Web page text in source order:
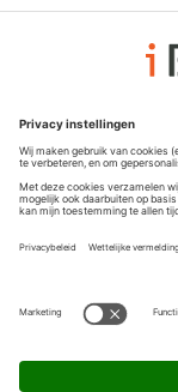
Privacyinstellingen